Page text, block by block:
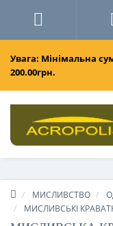
Увага: Мінімальна
200.00грн.
МИСЛИВСТВО
МИСЛИВСЬКІ